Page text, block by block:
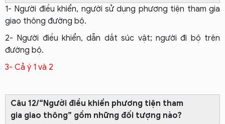
1- Người điều khiển, người sử dụng phương tiện tham gia
giao thông đường bộ.
2- Người điều khiển, dẫn dắt súc vật; người đi bộ trên
đường bộ.
3- Cả ý 1 và 2
Câu 12/“Người điều khiển phương tiện tham
gia giao thông” gồm những đối tượng nào?